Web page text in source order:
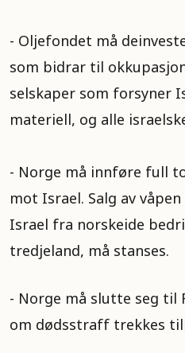
- Oljefondet må
som bidrar til
selskaper som forsyner
materiell, og alle
- Norge må innføre full
mot Israel. Salg av
Israel fra norskeide
tredjeland, må stanses.
- Norge må slutte seg til
om dødsstraff trekkes